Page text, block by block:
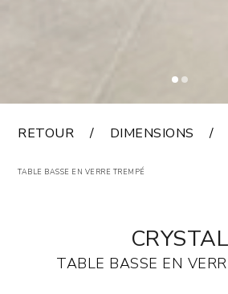
RETOUR DIMENSIONS
TABLE BASSE EN VERRE TREMPÉ
CRYSTAL
TABLE BASSE EN